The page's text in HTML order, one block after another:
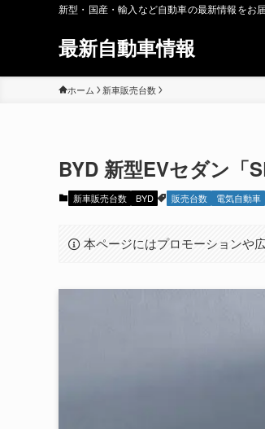
新型・国産・輸入など自動車の最新情報をお
最新自動車情報
ホーム 新車販売台数
BYD 新型EVセダン「
新車販売台数 BYD 販売台数 電気自動車
本ページにはプロモーションや